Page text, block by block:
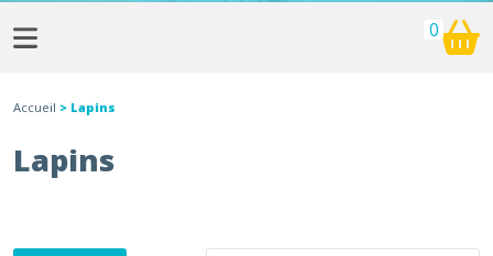
0
Accueil > Lapins
Lapins